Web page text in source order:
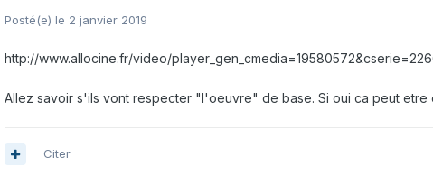
Posté(e) le 2 janvier 2019
http://www.allocine.fr/video/
Allez savoir s'ils vont respecter "l'oeuvre" de base. Si oui ca peut etre
Citer